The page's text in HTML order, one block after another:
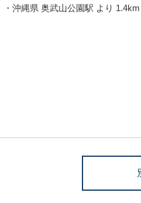
・沖縄県 奥武山公園駅 より 1.4km